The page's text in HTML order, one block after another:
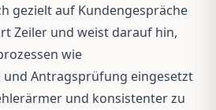
gezielt auf Kundengespräche
Zeiler und weist darauf hin,
wie
und Antragsprüfung eingesetzt
und konsistenter zu